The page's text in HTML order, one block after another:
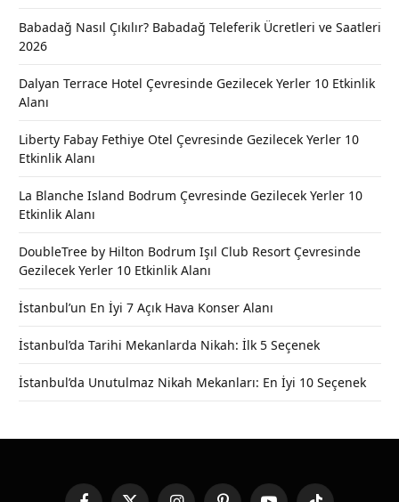
Babadağ Nasıl Çıkılır? Babadağ Teleferik Ücretleri ve Saatleri
2026
Dalyan Terrace Hotel Çevresinde Gezilecek Yerler 10 Etkinlik
Alanı
Liberty Fabay Fethiye Otel Çevresinde Gezilecek Yerler 10
Etkinlik Alanı
La Blanche Island Bodrum Çevresinde Gezilecek Yerler 10
Etkinlik Alanı
DoubleTree by Hilton Bodrum Işıl Club Resort Çevresinde
Gezilecek Yerler 10 Etkinlik Alanı
İstanbul’un En İyi 7 Açık Hava Konser Alanı
İstanbul’da Tarihi Mekanlarda Nikah: İlk 5 Seçenek
İstanbul’da Unutulmaz Nikah Mekanları: En İyi 10 Seçenek